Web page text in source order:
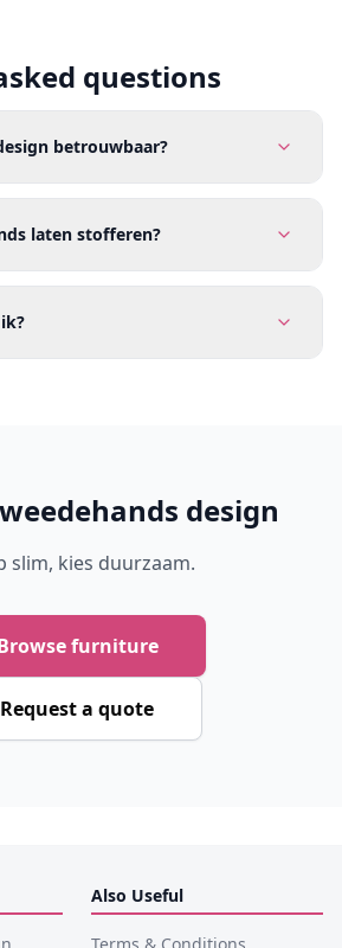
questions
betrouwbaar?
laten stofferen?
design
slim, kies duurzaam.
furniture
Request a quote
Also Useful